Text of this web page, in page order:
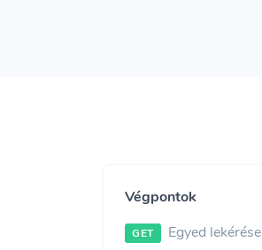
Végpontok
GET Egyed lekérése